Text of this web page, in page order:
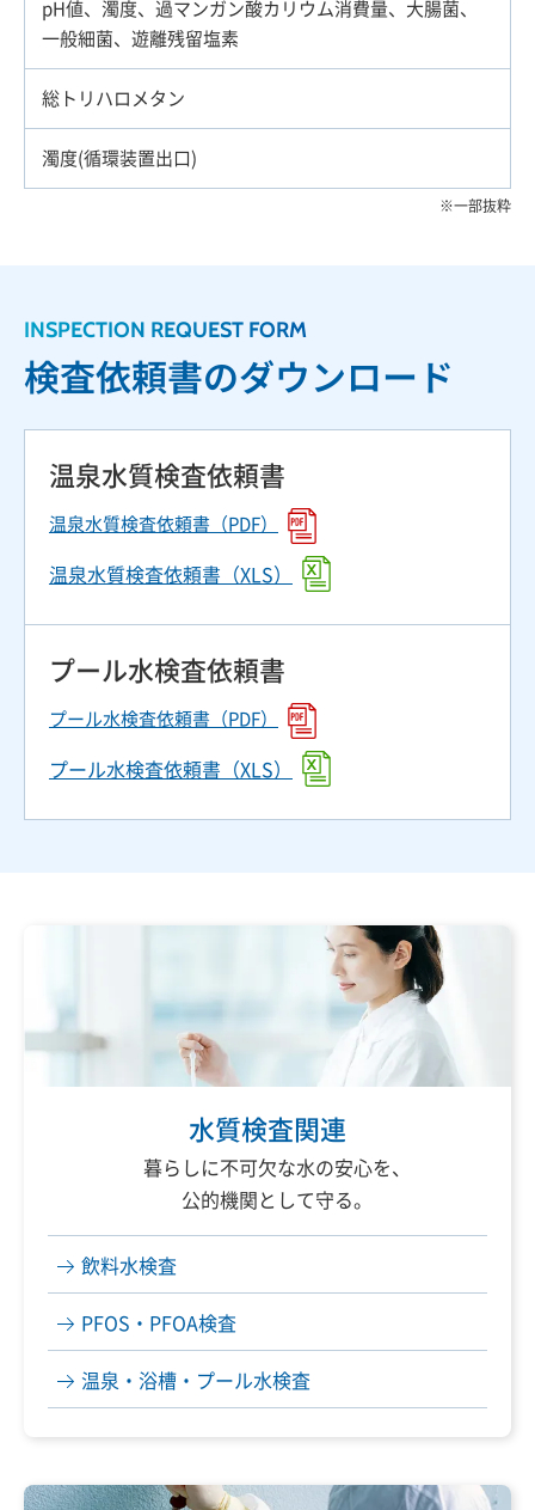
pH値、濁度、過マンガン酸カリウム消費量、大腸菌、
一般細菌、遊離残留塩素
総トリハロメタン
濁度(循環装置出口)
一部抜粋
INSPECTION REQUEST FORM
検査依頼書のダウンロード
温泉水質検査依頼書
温泉水質検査依頼書（PDF）
温泉水質検査依頼書（XLS）
プール水検査依頼書
プール水検査依頼書（PDF）
プール水検査依頼書（XLS）
水質検査関連
暮らしに不可欠な水の安心を、
公的機関として守る。
飲料水検査
PFOS・PFOA検査
温泉・浴槽・プール水検査